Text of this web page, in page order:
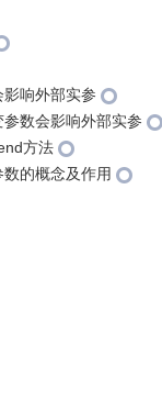
响外部实参
数会影响外部实参
方法
的概念及作用